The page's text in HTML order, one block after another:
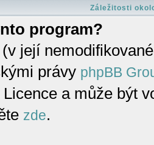
Záležitosti
program?
její
právy phpBB
a může být
zde.